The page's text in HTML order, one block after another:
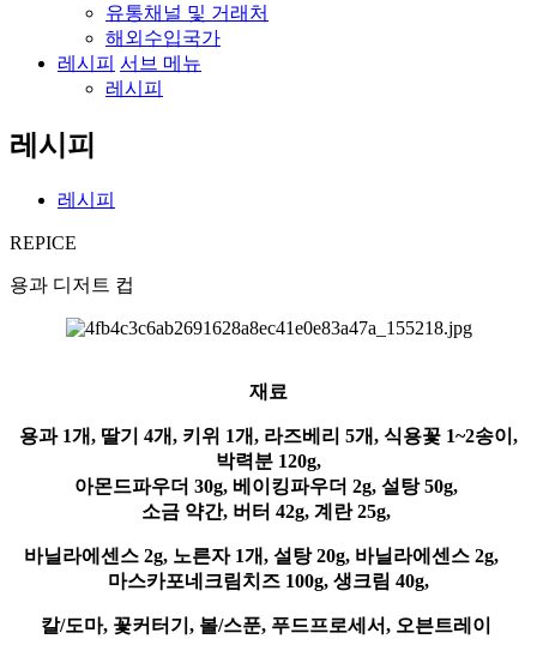
유통채널 및 거래처
해외수입국가
레시피 서브 메뉴
레시피
레시피
레시피
REPICE
용과 디저트 컵
재료
용과 1개, 딸기 4개, 키위 1개, 라즈베리 5개, 식용꽃 1~2송이,
박력분 120g,
아몬드파우더 30g, 베이킹파우더 2g, 설탕 50g,
소금 약간, 버터 42g, 계란 25g,
바닐라에센스 2g, 노른자 1개, 설탕 20g, 바닐라에센스 2g,
마스카포네크림치즈 100g, 생크림 40g,
칼/도마, 꽃커터기, 볼/스푼, 푸드프로세서, 오븐트레이